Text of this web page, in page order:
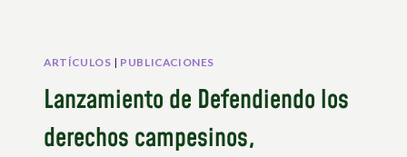
ARTÍCULOS | PUBLICACIONES
Lanzamiento de Defendiendo los
derechos campesinos,